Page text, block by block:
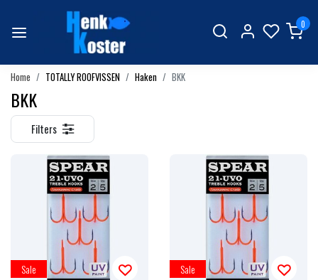
0
Home TOTALLY ROOFVISSEN Haken BKK
BKK
Filters
Sale Sale